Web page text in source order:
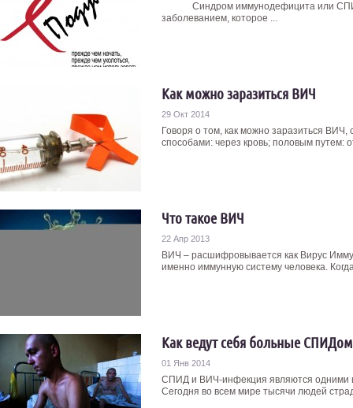
Синдром иммунодефицита или СПИД,
заболеванием, которое ...
Как можно заразиться ВИЧ
29 Окт 2014
Говоря о том, как можно заразиться ВИЧ,
способами: через кровь; половым путем:
Что такое ВИЧ
22 Апр 2013
ВИЧ – расшифровывается как Вирус
именно иммунную систему человека.
Как ведут себя больные
01 Янв 2014
СПИД и ВИЧ-инфекция являются одними
Сегодня во всем мире тысячи людей